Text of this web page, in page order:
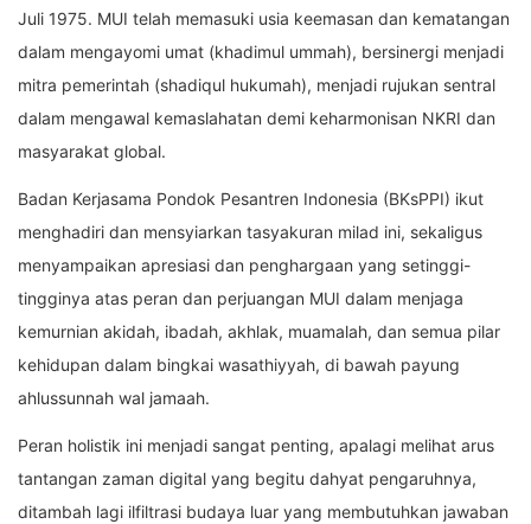
Juli 1975. MUI telah memasuki usia keemasan dan kematangan
dalam mengayomi umat (khadimul ummah), bersinergi menjadi
mitra pemerintah (shadiqul hukumah), menjadi rujukan sentral
dalam mengawal kemaslahatan demi keharmonisan NKRI dan
masyarakat global.
Badan Kerjasama Pondok Pesantren Indonesia (BKsPPI) ikut
menghadiri dan mensyiarkan tasyakuran milad ini, sekaligus
menyampaikan apresiasi dan penghargaan yang setinggi-
tingginya atas peran dan perjuangan MUI dalam menjaga
kemurnian akidah, ibadah, akhlak, muamalah, dan semua pilar
kehidupan dalam bingkai wasathiyyah, di bawah payung
ahlussunnah wal jamaah.
Peran holistik ini menjadi sangat penting, apalagi melihat arus
tantangan zaman digital yang begitu dahyat pengaruhnya,
ditambah lagi ilfiltrasi budaya luar yang membutuhkan jawaban